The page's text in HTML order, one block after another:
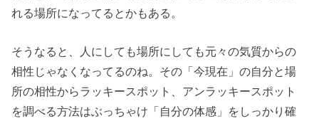
れる場所になってるとかもある。
そうなると、人にしても場所にしても元々の気質からの
相性じゃなくなってるのね。その「今現在」の自分と場
所の相性からラッキースポット、アンラッキースポット
を調べる方法はぶっちゃけ「自分の体感」をしっかり確